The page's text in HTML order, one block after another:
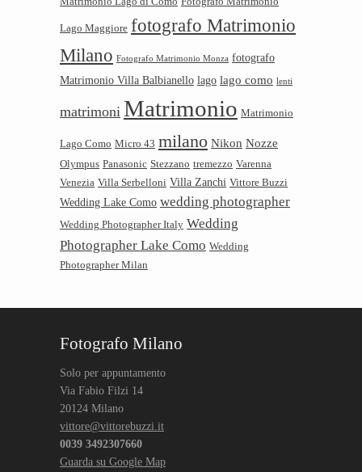
Lago Maggiore fotografo Matrimonio
Milano Fotografo Matrimonio Monza fotografo
Matrimonio Villa Balbianello lago lago como lenti
matrimoni Matrimonio Matrimonio
Lago Como Micro 43 milano Nikon Nozze
Olympus Panasonic Stezzano tremezzo Varenna
Venezia Villa Serbelloni Villa Zanchi Vittore Buzzi
Wedding Lake Como wedding photographer
Wedding Photographer Italy Wedding
Photographer Lake Como Wedding
Photographer Milan
Fotografo Milano
Solo per appuntamento
Via Fabio Filzi 14
20124 Milano
vittore@vittorebuzzi.it
0039 3492307660
Guarda su Google Map